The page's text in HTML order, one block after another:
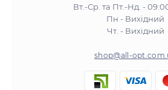
Вт.-Ср. та Пт.-Нд. -
Пн - Вихідний
Чт. - Вихідний
shop@all-